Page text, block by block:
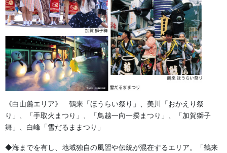
森景楽天市場店でお祭り用品多数販売中!!
森景ヤフーショッピング店でお祭り用品多数販売中!!
《白山麓エリア》 鶴来「ほうらい祭り」、美川「おかえり祭
り」、「手取火まつり」、「鳥越一向一揆まつり」、「加賀獅子
舞」、白峰「雪だるままつり」
◆海までを有し、地域独自の風習や伝統が混在するエリア。「鶴来